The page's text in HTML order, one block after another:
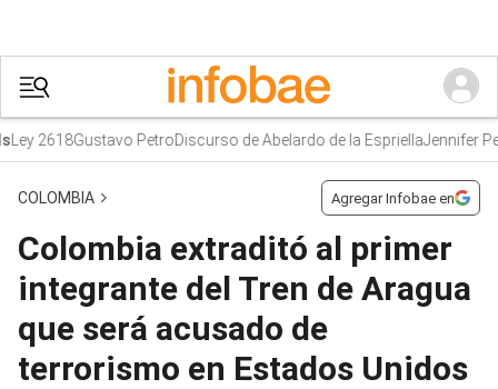
2618Gustavo PetroDiscurso de Abelardo de la EspriellaJennifer
COLOMBIA Agregar Infobae en
Colombia extraditó al primer
integrante del Tren de Aragua
que será acusado de
terrorismo en Estados Unidos